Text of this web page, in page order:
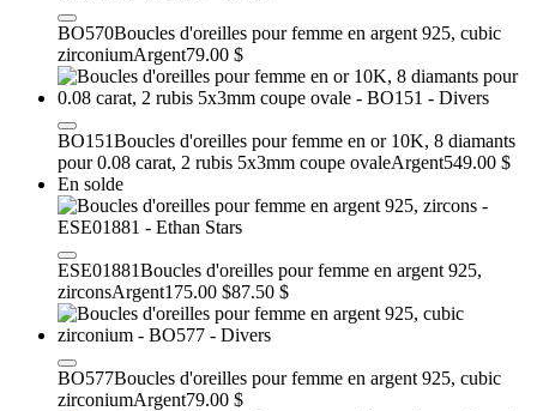
BO570Boucles d'oreilles pour femme en argent 925, cubic
zirconiumArgent79.00 $
BO151Boucles d'oreilles pour femme en or 10K, 8 diamants
pour 0.08 carat, 2 rubis 5x3mm coupe ovaleArgent549.00 $
En solde
ESE01881Boucles d'oreilles pour femme en argent 925,
zirconsArgent175.00 $87.50 $
BO577Boucles d'oreilles pour femme en argent 925, cubic
zirconiumArgent79.00 $